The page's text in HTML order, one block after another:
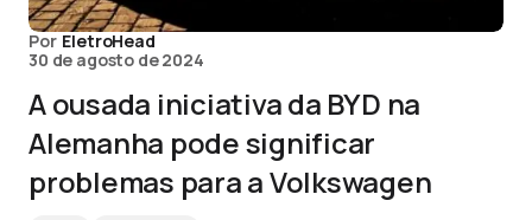
Por EletroHead
30 de agosto de 2024
A ousada iniciativa da BYD na
Alemanha pode significar
problemas para a Volkswagen